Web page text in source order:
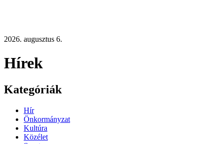
2026. augusztus 6.
Hírek
Kategóriák
Hír
Önkormányzat
Kultúra
Közélet